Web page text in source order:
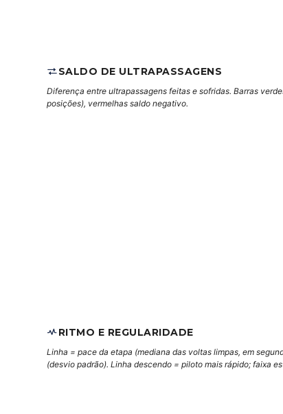
SALDO DE ULTRAPASSAGENS
Diferença entre ultrapassagens feitas e sofridas. Barras
posições), vermelhas saldo negativo.
RITMO E REGULARIDADE
Linha = pace da etapa (mediana das voltas limpas, em
(desvio padrão). Linha descendo = piloto mais rápido; faixa